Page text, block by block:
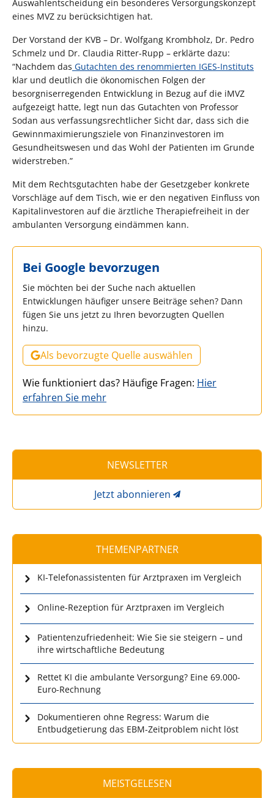
Auswahlentscheidung ein besonderes Versorgungskonzept
eines MVZ zu berücksichtigen hat.
Der Vorstand der KVB – Dr. Wolfgang Krombholz, Dr. Pedro
Schmelz und Dr. Claudia Ritter-Rupp – erklärte dazu:
“Nachdem das Gutachten des renommierten IGES-Instituts
klar und deutlich die ökonomischen Folgen der
besorgniserregenden Entwicklung in Bezug auf die iMVZ
aufgezeigt hatte, legt nun das Gutachten von Professor
Sodan aus verfassungsrechtlicher Sicht dar, dass sich die
Gewinnmaximierungsziele von Finanzinvestoren im
Gesundheitswesen und das Wohl der Patienten im Grunde
widerstreben.”
Mit dem Rechtsgutachten habe der Gesetzgeber konkrete
Vorschläge auf dem Tisch, wie er den negativen Einfluss von
Kapitalinvestoren auf die ärztliche Therapiefreiheit in der
ambulanten Versorgung eindämmen kann.
Bei Google bevorzugen
Sie möchten bei der Suche nach aktuellen
Entwicklungen häufiger unsere Beiträge sehen? Dann
fügen Sie uns jetzt zu Ihren bevorzugten Quellen
hinzu.
Als bevorzugte Quelle auswählen
Wie funktioniert das? Häufige Fragen: Hier
erfahren Sie mehr
NEWSLETTER
Jetzt abonnieren
THEMENPARTNER
KI-Telefonassistenten für Arztpraxen im Vergleich
Online-Rezeption für Arztpraxen im Vergleich
Patientenzufriedenheit: Wie Sie sie steigern – und
ihre wirtschaftliche Bedeutung
Rettet KI die ambulante Versorgung? Eine 69.000-
Euro-Rechnung
Dokumentieren ohne Regress: Warum die
Entbudgetierung das EBM-Zeitproblem nicht löst
MEISTGELESEN